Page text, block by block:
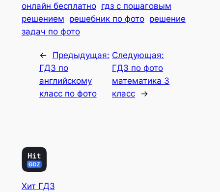
онлайн бесплатно гдз с пошаговым
решением решебник по фото решение
задач по фото
←
Предыдущая:
ГДЗ по
английскому
класс по фото
Следующая:
ГДЗ по фото
математика 3
класс
→
Хит ГДЗ